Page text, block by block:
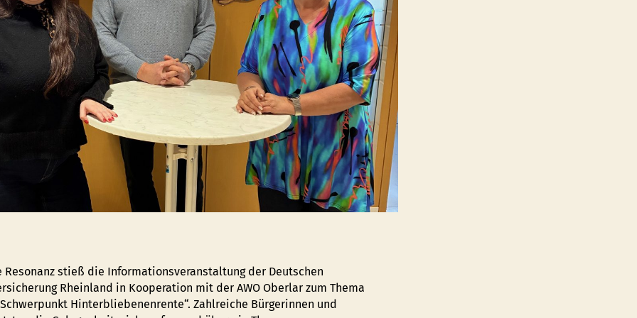
Resonanz stieß die Informationsveranstaltung der Deutschen
Rheinland in Kooperation mit der AWO Oberlar zum Thema
Hinterbliebenenrente“. Zahlreiche Bürgerinnen und